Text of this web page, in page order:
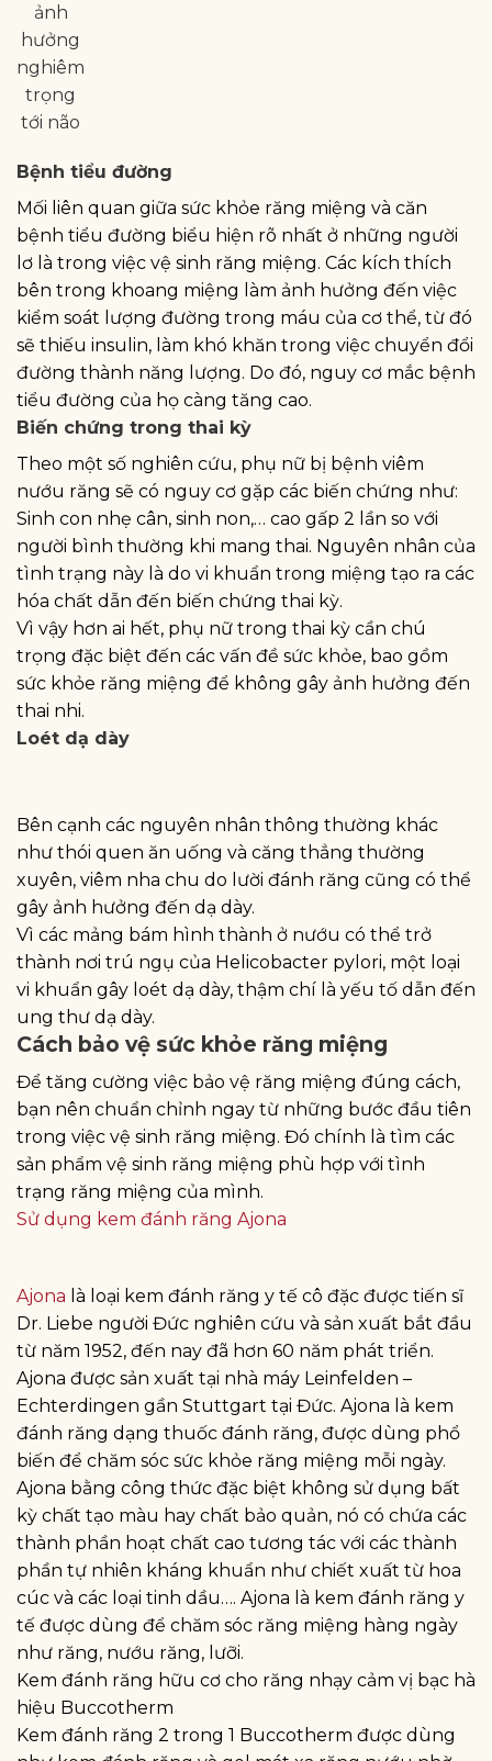
ảnh
hưởng
nghiêm
trọng
tới não
Bệnh tiểu đường
Mối liên quan giữa sức khỏe răng miệng và căn
bệnh tiểu đường biểu hiện rõ nhất ở những người
lơ là trong việc vệ sinh răng miệng. Các kích thích
bên trong khoang miệng làm ảnh hưởng đến việc
kiểm soát lượng đường trong máu của cơ thể, từ đó
sẽ thiếu insulin, làm khó khăn trong việc chuyển đổi
đường thành năng lượng. Do đó, nguy cơ mắc bệnh
tiểu đường của họ càng tăng cao.
Biến chứng trong thai kỳ
Theo một số nghiên cứu, phụ nữ bị bệnh viêm
nướu răng sẽ có nguy cơ gặp các biến chứng như:
Sinh con nhẹ cân, sinh non,… cao gấp 2 lần so với
người bình thường khi mang thai. Nguyên nhân của
tình trạng này là do vi khuẩn trong miệng tạo ra các
hóa chất dẫn đến biến chứng thai kỳ.
Vì vậy hơn ai hết, phụ nữ trong thai kỳ cần chú
trọng đặc biệt đến các vấn đề sức khỏe, bao gồm
sức khỏe răng miệng để không gây ảnh hưởng đến
thai nhi.
Loét dạ dày
Bên cạnh các nguyên nhân thông thường khác
như thói quen ăn uống và căng thẳng thường
xuyên, viêm nha chu do lười đánh răng cũng có thể
gây ảnh hưởng đến dạ dày.
Vì các mảng bám hình thành ở nướu có thể trở
thành nơi trú ngụ của Helicobacter pylori, một loại
vi khuẩn gây loét dạ dày, thậm chí là yếu tố dẫn đến
ung thư dạ dày.
Cách bảo vệ sức khỏe răng miệng
Để tăng cường việc bảo vệ răng miệng đúng cách,
bạn nên chuẩn chỉnh ngay từ những bước đầu tiên
trong việc vệ sinh răng miệng. Đó chính là tìm các
sản phẩm vệ sinh răng miệng phù hợp với tình
trạng răng miệng của mình.
Sử dụng kem đánh răng Ajona
Ajona là loại kem đánh răng y tế cô đặc được tiến sĩ
Dr. Liebe người Đức nghiên cứu và sản xuất bắt đầu
từ năm 1952, đến nay đã hơn 60 năm phát triển.
Ajona được sản xuất tại nhà máy Leinfelden –
Echterdingen gần Stuttgart tại Đức. Ajona là kem
đánh răng dạng thuốc đánh răng, được dùng phổ
biến để chăm sóc sức khỏe răng miệng mỗi ngày.
Ajona bằng công thức đặc biệt không sử dụng bất
kỳ chất tạo màu hay chất bảo quản, nó có chứa các
thành phần hoạt chất cao tương tác với các thành
phần tự nhiên kháng khuẩn như chiết xuất từ hoa
cúc và các loại tinh dầu…. Ajona là kem đánh răng y
tế được dùng để chăm sóc răng miệng hàng ngày
như răng, nướu răng, lưỡi.
Kem đánh răng hữu cơ cho răng nhạy cảm vị bạc hà
hiệu Buccotherm
Kem đánh răng 2 trong 1 Buccotherm được dùng